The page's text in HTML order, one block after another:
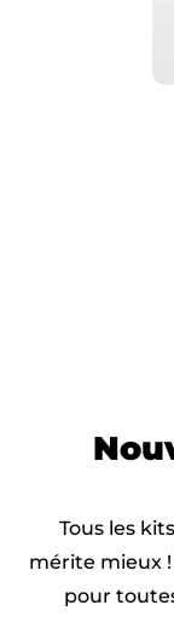
Tous les
mérite mieux !
pour